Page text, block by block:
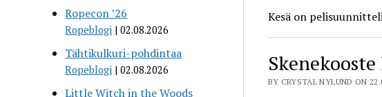
Ropecon ’26
Ropeblogi 02.08.2026
Tähtikulkuri-pohdintaa
Ropeblogi 02.08.2026
Little Witch in the Woods
Kesä on
BY CRYSTAL NYLUND ON